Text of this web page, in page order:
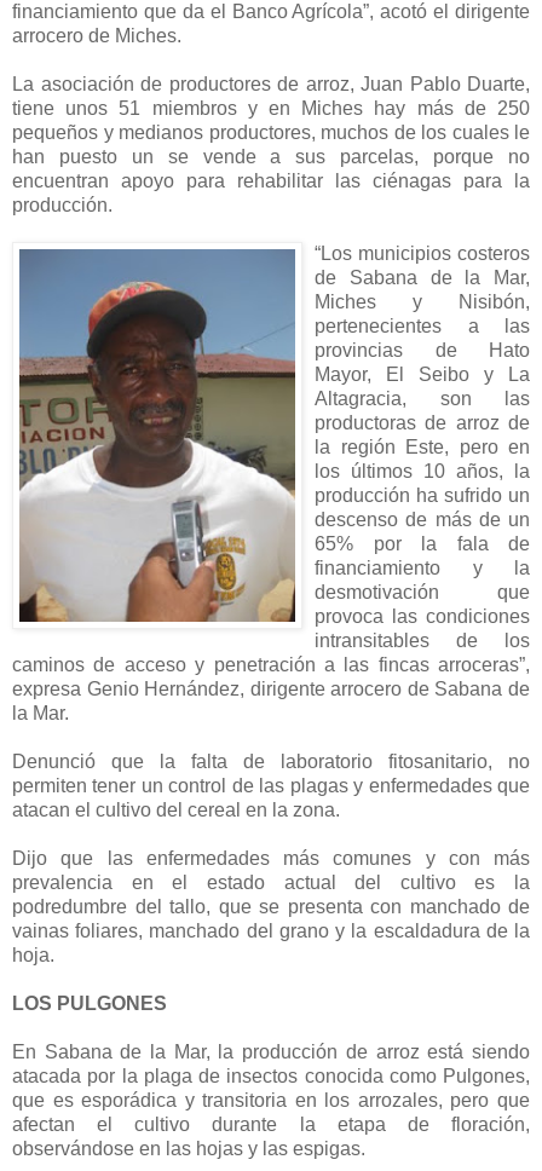
financiamiento que da el Banco Agrícola”, acotó el dirigente
arrocero de Miches.
La asociación de productores de arroz, Juan Pablo Duarte,
tiene unos 51 miembros y en Miches hay más de 250
pequeños y medianos productores, muchos de los cuales le
han puesto un se vende a sus parcelas, porque no
encuentran apoyo para rehabilitar las ciénagas para la
producción.
“Los municipios costeros
de Sabana de la Mar,
Miches y Nisibón,
pertenecientes a las
provincias de Hato
Mayor, El Seibo y La
Altagracia, son las
productoras de arroz de
la región Este, pero en
los últimos 10 años, la
producción ha sufrido un
descenso de más de un
65% por la fala de
financiamiento y la
desmotivación que
provoca las condiciones
intransitables de los
caminos de acceso y penetración a las fincas arroceras”,
expresa Genio Hernández, dirigente arrocero de Sabana de
la Mar.
Denunció que la falta de laboratorio fitosanitario, no
permiten tener un control de las plagas y enfermedades que
atacan el cultivo del cereal en la zona.
Dijo que las enfermedades más comunes y con más
prevalencia en el estado actual del cultivo es la
podredumbre del tallo, que se presenta con manchado de
vainas foliares, manchado del grano y la escaldadura de la
hoja.
LOS PULGONES
En Sabana de la Mar, la producción de arroz está siendo
atacada por la plaga de insectos conocida como Pulgones,
que es esporádica y transitoria en los arrozales, pero que
afectan el cultivo durante la etapa de floración,
observándose en las hojas y las espigas.